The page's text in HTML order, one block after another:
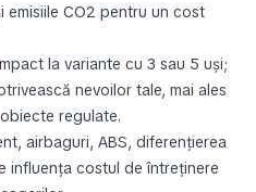
emisiile CO2 pentru un cost
la variante cu 3 sau 5 uși;
nevoilor tale, mai ales
regulate.
airbaguri, ABS, diferențierea
influența costul de întreținere